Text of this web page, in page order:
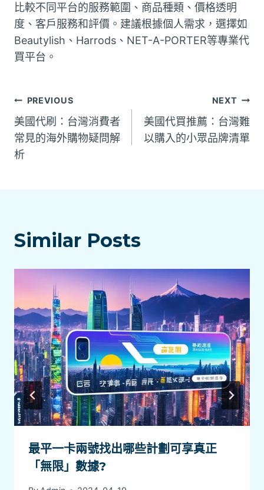
比較不同平台的服務範圍、商品種類、價格透明
度、客戶服務和評價。建議根據個人需求，選擇如
Beautylish、Harrods、NET-A-PORTER等專業代
買平台。
文
章
導
PREVIOUS
美國代刷：台灣消費者
常見的海外購物疑問解
析
NEXT
美國代買推薦：台灣難
以購入的小眾品牌清單
Similar Posts
最平一卡兩號找出哪些計劃可享真正
「無限」數據?